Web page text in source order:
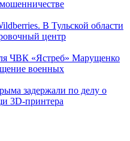
В Тульской области
центр
ЧВК «Ястреб» Марущенко
военных
задержали по делу о
3D‑принтера